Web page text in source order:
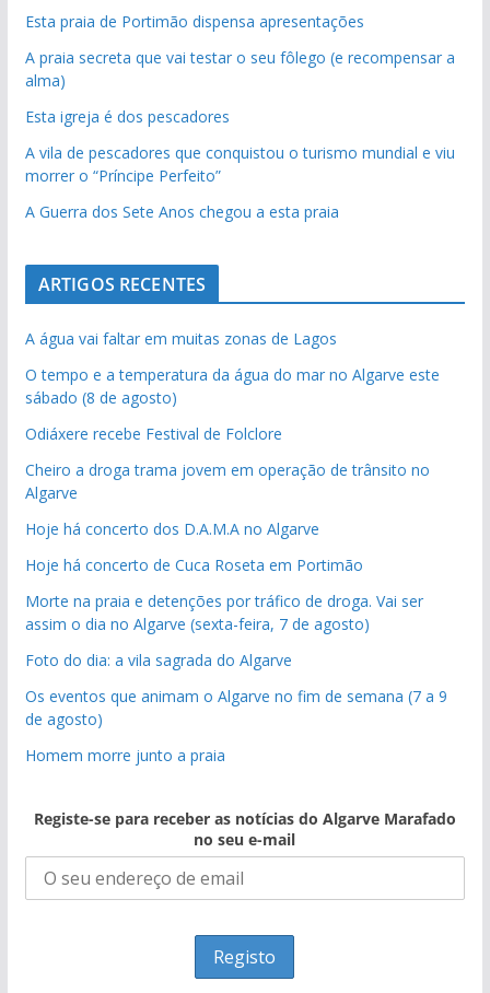
Esta praia de Portimão dispensa apresentações
A praia secreta que vai testar o seu fôlego (e recompensar a
alma)
Esta igreja é dos pescadores
A vila de pescadores que conquistou o turismo mundial e viu
morrer o “Príncipe Perfeito”
A Guerra dos Sete Anos chegou a esta praia
ARTIGOS RECENTES
A água vai faltar em muitas zonas de Lagos
O tempo e a temperatura da água do mar no Algarve este
sábado (8 de agosto)
Odiáxere recebe Festival de Folclore
Cheiro a droga trama jovem em operação de trânsito no
Algarve
Hoje há concerto dos D.A.M.A no Algarve
Hoje há concerto de Cuca Roseta em Portimão
Morte na praia e detenções por tráfico de droga. Vai ser
assim o dia no Algarve (sexta-feira, 7 de agosto)
Foto do dia: a vila sagrada do Algarve
Os eventos que animam o Algarve no fim de semana (7 a 9
de agosto)
Homem morre junto a praia
Registe-se para receber as notícias do Algarve Marafado
no seu e-mail